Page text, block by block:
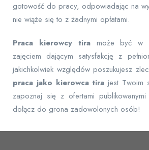
gotowość do pracy, odpowiadając na
nie wiąże się to z żadnymi opłatami.
Praca kierowcy tira może być w
zajęciem dającym satysfakcję z
jakichkolwiek względów poszukujesz
praca jako kierowca tira jest Twoim
zapoznaj się z ofertami
dołącz do grona zadowolonych osób!